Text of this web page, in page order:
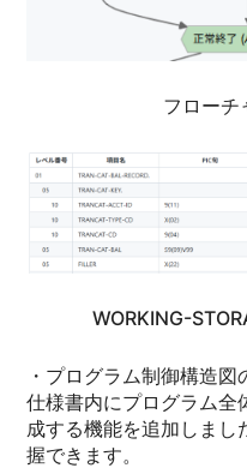
フローチ
WORKING-
・プログラム制御構造図
仕様書内にプログラム全
成する機能を追加しま
握できます。